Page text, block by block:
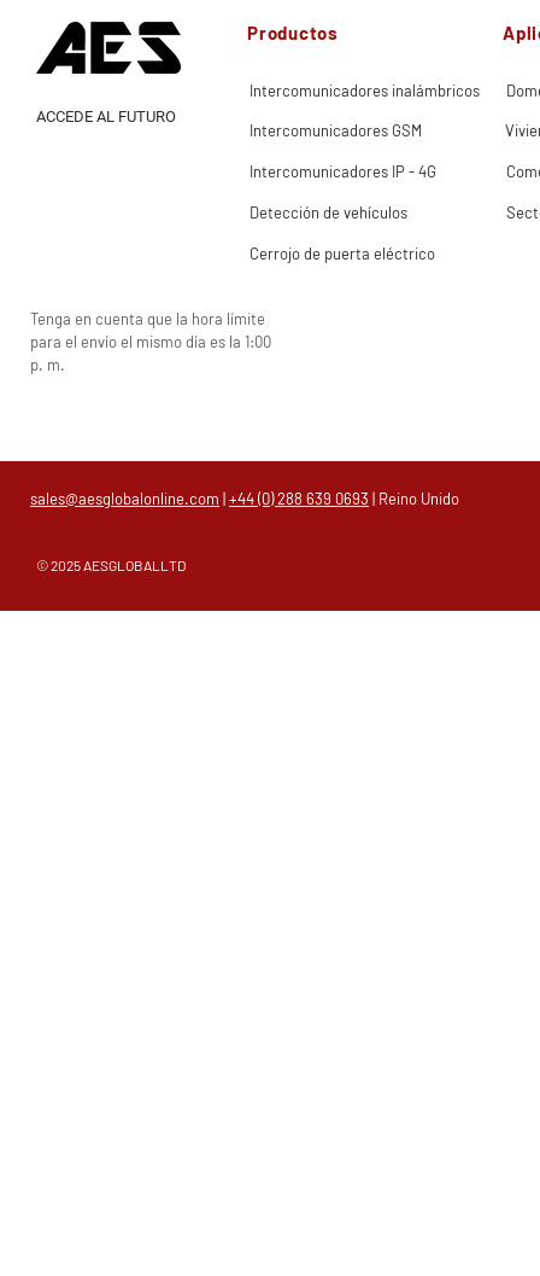
Productos
Intercomunicadores inalámbricos
ACCEDE AL FUTURO
Intercomunicadores GSM
Intercomunicadores IP - 4G
Detección de vehículos
Cerrojo de puerta eléctrico
Tenga en cuenta que la hora límite
para el envío el mismo día es la 1:00
p. m.
sales@aesglobalonline.com |+44 (0) 288 639 0693 | Reino Unido
© 2025 AESGLOBALLTD